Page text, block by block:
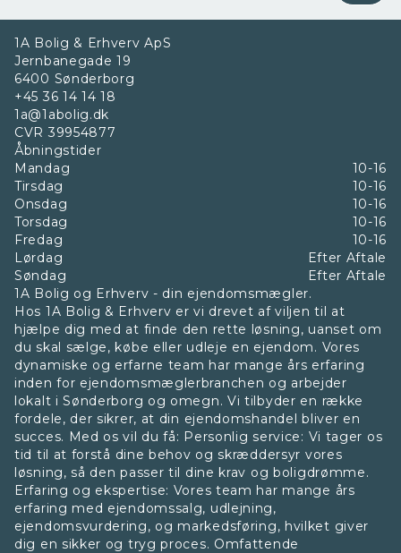
1A Bolig & Erhverv ApS
Jernbanegade 19
6400 Sønderborg
+45 36 14 14 18
1a@1abolig.dk
CVR 39954877
Åbningstider
Mandag
10-16
Tirsdag
10-16
Onsdag
10-16
Torsdag
10-16
Fredag
10-16
Lørdag
Efter Aftale
Søndag
Efter Aftale
1A Bolig og Erhverv - din ejendomsmægler.
Hos 1A Bolig & Erhverv er vi drevet af viljen til at
hjælpe dig med at finde den rette løsning, uanset om
du skal sælge, købe eller udleje en ejendom. Vores
dynamiske og erfarne team har mange års erfaring
inden for ejendomsmæglerbranchen og arbejder
lokalt i Sønderborg og omegn. Vi tilbyder en række
fordele, der sikrer, at din ejendomshandel bliver en
succes. Med os vil du få: Personlig service: Vi tager os
tid til at forstå dine behov og skræddersyr vores
løsning, så den passer til dine krav og boligdrømme.
Erfaring og ekspertise: Vores team har mange års
erfaring med ejendomssalg, udlejning,
ejendomsvurdering, og markedsføring, hvilket giver
dig en sikker og tryg proces. Omfattende